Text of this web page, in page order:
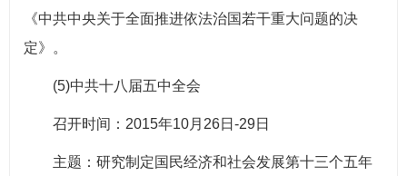
《中共中央关于全面推进依法治国若干重大问题的决
定》。
(5)中共十八届五中全会
召开时间：2015年10月26日-29日
主题：研究制定国民经济和社会发展第十三个五年